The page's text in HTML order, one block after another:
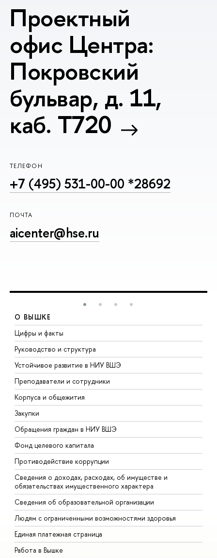
Проектный
офис Центра:
Покровский
бульвар, д. 11,
каб. T720
ТЕЛЕФОН
+7 (495) 531-00-00 *28692
ПОЧТА
aicenter@hse.ru
О ВЫШКЕ
Цифры и факты
Руководство и структура
Устойчивое развитие в НИУ ВШЭ
Преподаватели и сотрудники
Корпуса и общежития
Закупки
Обращения граждан в НИУ ВШЭ
Фонд целевого капитала
Противодействие коррупции
Сведения о доходах, расходах, об имуществе и
обязательствах имущественного характера
Сведения об образовательной организации
Людям с ограниченными возможностями здоровья
Единая платежная страница
Работа в Вышке